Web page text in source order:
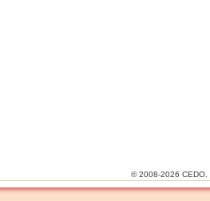
© 2008-2026 CEDO.